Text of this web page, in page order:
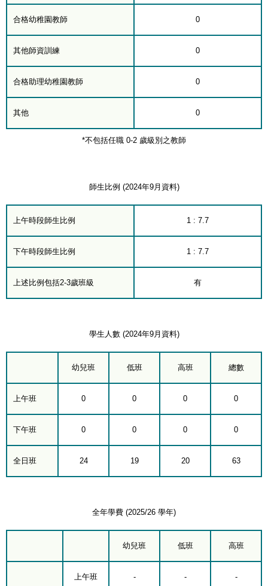
合格幼稚園教師 0
其他師資訓練 0
合格助理幼稚園教師 0
其他 0
*不包括任職 0-2 歲級別之教師
師生比例 (2024年9月資料)
上午時段師生比例 1 : 7.7
下午時段師生比例 1 : 7.7
上述比例包括2-3歲班級 有
學生人數 (2024年9月資料)
幼兒班 低班 高班 總數
上午班 0 0 0 0
下午班 0 0 0 0
全日班 24 19 20 63
全年學費 (2025/26 學年)
幼兒班 低班 高班
上午班 - - -